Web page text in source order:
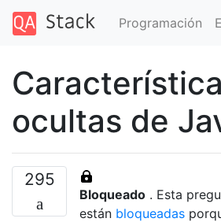
Programación
ocultas de
295
Bloqueado . Esta
están bloqueadas